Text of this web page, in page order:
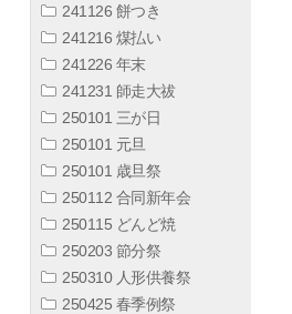
241126 餅つき
241216 煤払い
241226 年末
241231 師走大祓
250101 三が日
250101 元旦
250101 歳旦祭
250112 合同新年会
250115 どんど焼
250203 節分祭
250310 人形供養祭
250425 春季例祭